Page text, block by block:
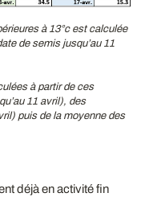
à 13°c est calculée
de semis jusqu’au 11
à partir de ces
11 avril), des
puis de la moyenne des
déjà en activité fin